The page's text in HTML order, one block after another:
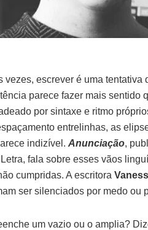
vezes, escrever é uma tentativa
parece fazer mais sentido
por sintaxe e ritmo
entrelinhas, as
indizível. Anunciação,
fala sobre esses vãos
cumpridas. A escritora
ser silenciados por medo ou
um vazio ou o amplia?